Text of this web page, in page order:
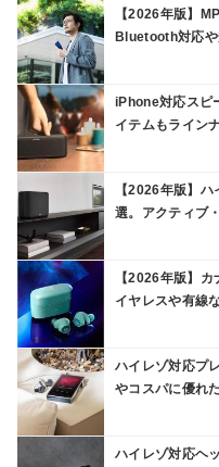
【2026年版】
Bluetooth対応や
iPhone対応スピ
イテムもライン
【2026年版】
選。アクティブ
【2026年版】
イヤレスや有線
ハイレゾ対応プ
やコスパに優れ
ハイレゾ対応ヘ